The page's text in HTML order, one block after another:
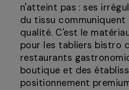
n'atteint pas : ses
du tissu
qualité. C'est le
pour les tabliers bistro
restaurants
boutique et des
positionnement